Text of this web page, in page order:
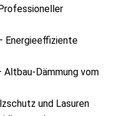
Energieeffiziente
Altbau-Dämmung vom
und Lasuren